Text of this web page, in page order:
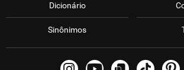
Dicionário
Sinônimos